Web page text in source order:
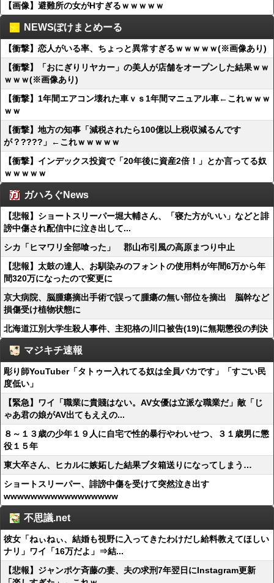
【画像】避難所の女がHすぎるｗｗｗｗｗ
NEWSぽけまとめーる
【衝撃】恋人がいる率、ちょっと異常すぎるｗｗｗｗｗ(※画像あり)
【衝撃】「おにぎりリヤカー」の美人が店舗をオープンした結果ｗｗ
ｗｗｗ(※画像あり)
【衝撃】1年間エアコン壊れた車ｖｓ1年間マニュアル車←これｗｗｗ
ｗｗ
【衝撃】地方の知事「減税されたら100億以上税収減るんです
が？????」←これｗｗｗｗｗ
【衝撃】インデックス投資で「20年後に資産2倍！」とか言ってる奴
ｗｗｗｗｗ
ガハろぐNews
【悲報】ショートスリーパー堀大輔さん、「寝た方がいい」などと誹
謗中傷され配信中に泣き出して...
シカ「ヒマワリ全部喰った」 郡山布引風の高原まつり中止
【悲報】太鼓の達人、お馴染みのフォントの使用料が年間6万から年
間320万になったので変更に
京大病院、脳腫瘍摘出手術で誤って腫瘍の無い部位を摘出 脳幹など
損傷受け植物状態に
北海道江別大学生殺人事件、主犯格の川口被告(19)に無期懲役の判決
マジキチ速報
彫り師YouTuber「タトゥー入れてる奴は全員バカです」「すごい民
度低い」
【緊急】ワイ「職業に貴賤はない。AV女優は立派な職業だ」敵「じ
ゃあ君の娘がAV出てもええの...
８～１３歳の少年１９人に自宅で性的暴行やわいせつ、３１歳男に懲
役１５年
東大卒さん、ヒカルに嫉妬した結果ブタ箱送りになってしまう…
ショートスリーパー、誹謗中傷を受けて突然泣き出す
wwwwwwwwwwwwwwwww
不思議.net
彼女「ねぃねぃ、結婚も視野に入ってきたわけだし給料教えてほしい
ナリ」ワイ「16万だよ」⇒結...
【悲報】ジャンポケ斉藤の妻、夫の求刑7年翌日にInstagram更新